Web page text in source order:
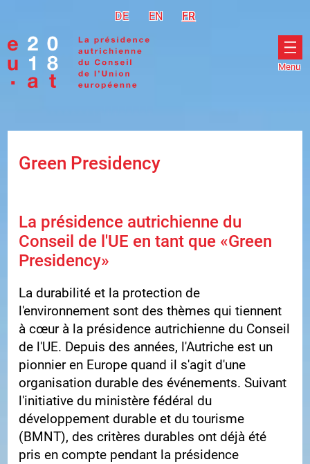
Accéder à la navigation
Accéder au contenu
DEDeutsch
EN English
FRFrançais
Menu
Green Presidency
La présidence autrichienne du
Conseil de l'UE en tant que «Green
Presidency»
La durabilité et la protection de
l'environnement sont des thèmes qui tiennent
à cœur à la présidence autrichienne du Conseil
de l'UE. Depuis des années, l'Autriche est un
pionnier en Europe quand il s'agit d'une
organisation durable des événements. Suivant
l'initiative du ministère fédéral du
développement durable et du tourisme
(BMNT), des critères durables ont déjà été
pris en compte pendant la présidence